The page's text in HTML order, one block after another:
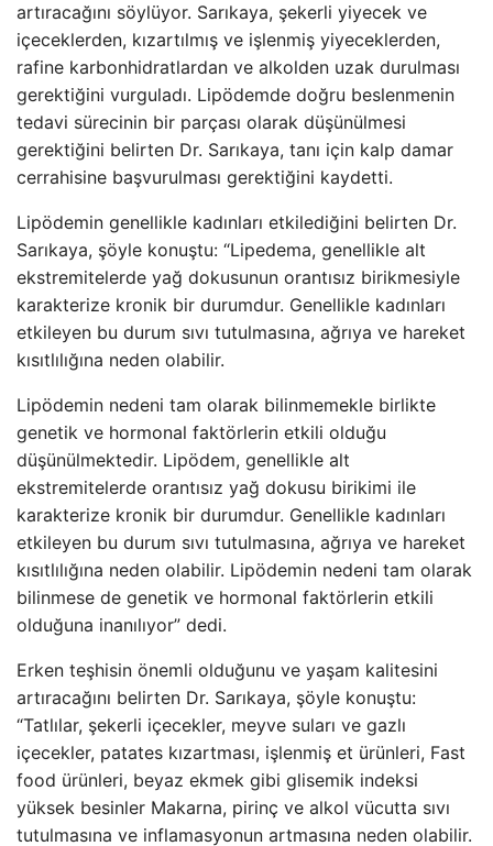
artıracağını söylüyor. Sarıkaya, şekerli yiyecek ve
içeceklerden, kızartılmış ve işlenmiş yiyeceklerden,
rafine karbonhidratlardan ve alkolden uzak durulması
gerektiğini vurguladı. Lipödemde doğru beslenmenin
tedavi sürecinin bir parçası olarak düşünülmesi
gerektiğini belirten Dr. Sarıkaya, tanı için kalp damar
cerrahisine başvurulması gerektiğini kaydetti.
Lipödemin genellikle kadınları etkilediğini belirten Dr.
Sarıkaya, şöyle konuştu: “Lipedema, genellikle alt
ekstremitelerde yağ dokusunun orantısız birikmesiyle
karakterize kronik bir durumdur. Genellikle kadınları
etkileyen bu durum sıvı tutulmasına, ağrıya ve hareket
kısıtlılığına neden olabilir.
Lipödemin nedeni tam olarak bilinmemekle birlikte
genetik ve hormonal faktörlerin etkili olduğu
düşünülmektedir. Lipödem, genellikle alt
ekstremitelerde orantısız yağ dokusu birikimi ile
karakterize kronik bir durumdur. Genellikle kadınları
etkileyen bu durum sıvı tutulmasına, ağrıya ve hareket
kısıtlılığına neden olabilir. Lipödemin nedeni tam olarak
bilinmese de genetik ve hormonal faktörlerin etkili
olduğuna inanılıyor” dedi.
Erken teşhisin önemli olduğunu ve yaşam kalitesini
artıracağını belirten Dr. Sarıkaya, şöyle konuştu:
“Tatlılar, şekerli içecekler, meyve suları ve gazlı
içecekler, patates kızartması, işlenmiş et ürünleri, Fast
food ürünleri, beyaz ekmek gibi glisemik indeksi
yüksek besinler Makarna, pirinç ve alkol vücutta sıvı
tutulmasına ve inflamasyonun artmasına neden olabilir.